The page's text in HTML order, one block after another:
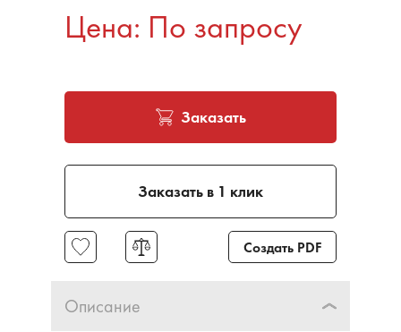
Цена: По запросу
Заказать
Заказать в 1 клик
Создать PDF
Описание